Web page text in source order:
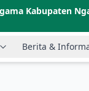
Kabupaten
Berita &